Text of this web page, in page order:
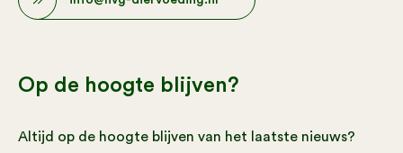
Op de hoogte blijven?
Altijd op de hoogte blijven van het laatste nieuws?